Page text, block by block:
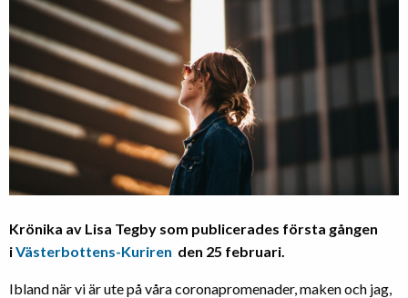
Krönika av Lisa Tegby som publicerades första gången
iVästerbottens-Kuriren den 25 februari.
Ibland när vi är ute på våra coronapromenader, maken och jag,